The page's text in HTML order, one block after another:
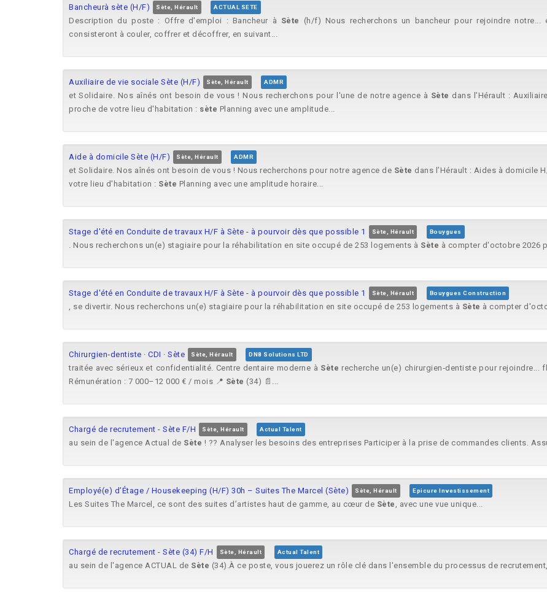
Bancheurà sète (H/F) Sète, Hérault ACTUAL SETE
Description du poste : Offre d'emploi : Bancheur à Sète (h/f) Nous recherchons un bancheur pour rejoindre notre...
consisteront à couler, coffrer et décoffrer, en suivant...
Auxiliaire de vie sociale Sète (H/F) Sète, Hérault ADMR
et Solidaire. Nos aînés ont besoin de vous ! Nous recherchons pour l'une de notre agence à Sète dans l’Hérault :
proche de votre lieu d'habitation : sète Planning avec une amplitude...
Aide à domicile Sète (H/F) Sète, Hérault ADMR
et Solidaire. Nos aînés ont besoin de vous ! Nous recherchons pour notre agence de Sète dans l’Hérault : Aides à domicile
votre lieu d'habitation : Sète Planning avec une amplitude horaire...
Stage d'été en Conduite de travaux H/F à Sète - à pourvoir dès que possible 1 Sète, Hérault Bouygues
. Nous recherchons un(e) stagiaire pour la réhabilitation en site occupé de 253 logements à Sète à compter d'octobre 2026
Stage d'été en Conduite de travaux H/F à Sète - à pourvoir dès que possible 1 Sète, Hérault Bouygues Construction
, se divertir. Nous recherchons un(e) stagiaire pour la réhabilitation en site occupé de 253 logements à Sète à compter
Chirurgien‑dentiste · CDI · Sète Sète, Hérault DN8 Solutions LTD
traitée avec sérieux et confidentialité. Centre dentaire moderne à Sète recherche un(e) chirurgien‑dentiste pour
Rémunération : 7 000–12 000 € / mois 📍 Sète (34) 📄...
Chargé de recrutement - Sète F/H Sète, Hérault Actual Talent
au sein de l'agence Actual de Sète ! ?? Analyser les besoins des entreprises Participer à la prise de commandes clients.
Employé(e) d’Étage / Housekeeping (H/F) 30h – Suites The Marcel (Sète) Sète, Hérault Epicure Investissement
Les Suites The Marcel, ce sont des suites d’artistes haut de gamme, au cœur de Sète, avec une vue unique...
Chargé de recrutement - Sète (34) F/H Sète, Hérault Actual Talent
au sein de l'agence ACTUAL de Sète (34).À ce poste, vous jouerez un rôle clé dans l'ensemble du processus de